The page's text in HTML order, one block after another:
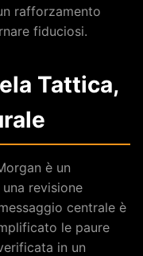
rafforzamento
fiduciosi.
Tattica,
è un
revisione
centrale è
le paure
in un